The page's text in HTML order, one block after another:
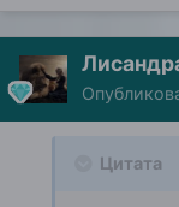
Цитата